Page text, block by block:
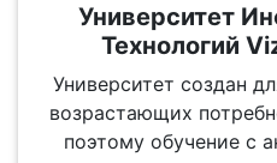
Университет
Технологий
Университет создан
возрастающих
поэтому обучение с